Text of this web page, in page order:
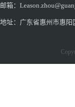
邮箱：
地址：广东省惠州市惠阳